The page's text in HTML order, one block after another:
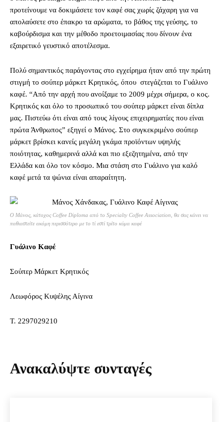
προτείνουμε να δοκιμάσετε τον καφέ σας χωρίς ζάχαρη για να
απολαύσετε στο έπακρο τα αρώματα, το βάθος της γεύσης, το
καβούρδισμα και την μέθοδο προετοιμασίας που δίνουν ένα
εξαιρετικό γευστικό αποτέλεσμα.
Πολύ σημαντικός παράγοντας στο εγχείρημα ήταν από την πρώτη
στιγμή το σούπερ μάρκετ Κρητικός, όπου στεγάζεται το Γυάλινο
καφέ. “Από την αρχή που ανοίξαμε το 2009 μέχρι σήμερα, ο κος.
Κρητικός και όλο το προσωπικό του σούπερ μάρκετ είναι δίπλα
μας. Πιστεύω ότι είναι από τους λίγους επιχειρηματίες που είναι
πρώτα Άνθρωπος” εξηγεί ο Μάνος. Στο συγκεκριμένο σούπερ
μάρκετ βρίσκει κανείς μεγάλη γκάμα προϊόντων υψηλής
ποιότητας, καθημερινά αλλά και πιο εξεζητημένα, από την
Ελλάδα και όλο τον κόσμο. Μια στάση στο Γυάλινο για καλό
καφέ μετά τα ψώνια είναι απαραίτητη.
Ο Μάνος, κάτοχος Coffee Diploma από το Specialty Coffee Association, θα σας κάνει να
παθιαστείτε ακόμη περισσότερο με το τί εστί τρίτο κύμα καφέ
Γυάλινο Καφέ
Σούπερ Μάρκετ Κρητικός
Λεωφόρος Κυψέλης Αίγινα
Τ. 2297029210
Ανακαλύψτε συνταγές